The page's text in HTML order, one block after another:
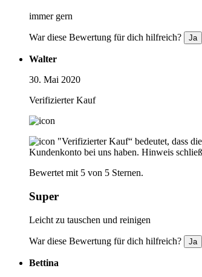
immer gern
War diese Bewertung für dich hilfreich? Ja
Walter
30. Mai 2020
Verifizierter Kauf
"Verifizierter Kauf“ bedeutet, dass
Kundenkonto bei uns haben. Hinweis
Bewertet mit 5 von 5 Sternen.
Super
Leicht zu tauschen und reinigen
War diese Bewertung für dich hilfreich? Ja
Bettina